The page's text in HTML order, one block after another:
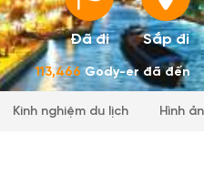
Đã đi Sắp đi
113,466 Gody-er đã đến
Kinh nghiệm du lịch Hình